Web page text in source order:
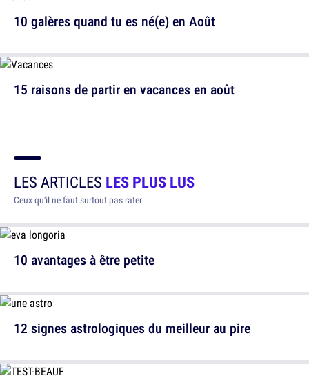
10 galères quand tu es né(e) en Août
15 raisons de partir en vacances en août
LES ARTICLES LES PLUS LUS
Ceux qu'il ne faut surtout pas rater
10 avantages à être petite
12 signes astrologiques du meilleur au pire